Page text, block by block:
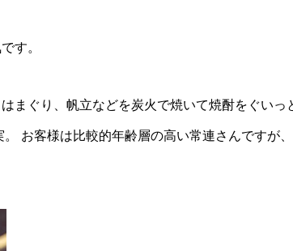
す。
まぐり、帆立などを炭火で焼いて焼酎をぐいっ
お客様は比較的年齢層の高い常連さんですが